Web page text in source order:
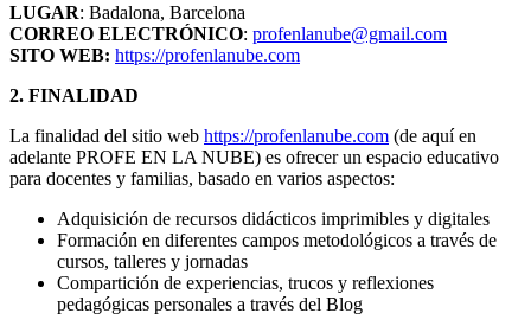
LUGAR: Badalona, Barcelona
CORREO ELECTRÓNICO: profenlanube@gmail.com
SITO WEB: https://profenlanube.com
2. FINALIDAD
La finalidad del sitio web https://profenlanube.com (de aquí en
adelante PROFE EN LA NUBE) es ofrecer un espacio educativo
para docentes y familias, basado en varios aspectos:
Adquisición de recursos didácticos imprimibles y digitales
Formación en diferentes campos metodológicos a través de
cursos, talleres y jornadas
Compartición de experiencias, trucos y reflexiones
pedagógicas personales a través del Blog